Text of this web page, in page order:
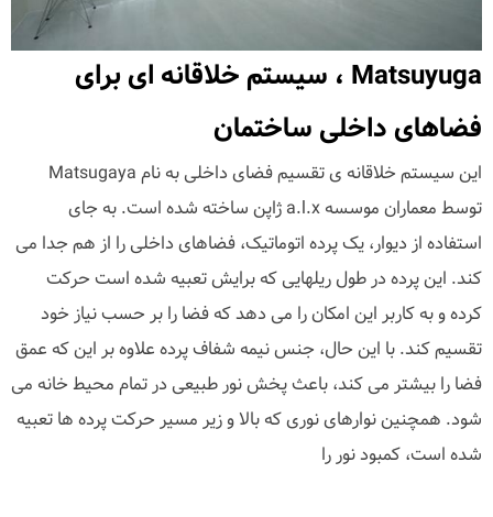
Matsuyuga ، سیستم خلاقانه ای برای
فضاهای داخلی ساختمان
این سیستم خلاقانه ی تقسیم فضای داخلی به نام Matsugaya
توسط معماران موسسه a.l.x ژاپن ساخته شده است. به جای
استفاده از دیوار، یک پرده اتوماتیک، فضاهای داخلی را از هم جدا می
کند. این پرده در طول ریلهایی که برایش تعبیه شده است حرکت
کرده و به کاربر این امکان را می دهد که فضا را بر حسب نیاز خود
تقسیم کند. با این حال، جنس نیمه شفاف پرده علاوه بر این که عمق
فضا را بیشتر می کند، باعث پخش نور طبیعی در تمام محیط خانه می
شود. همچنین نوارهای نوری که بالا و زیر مسیر حرکت پرده ها تعبیه
شده است، کمبود نور را